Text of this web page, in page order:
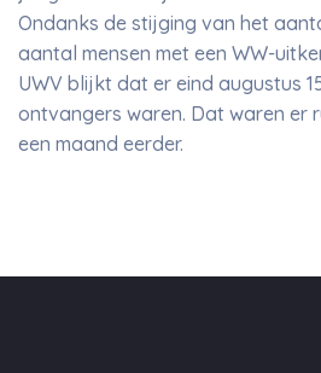
Ondanks de stijging van het
aantal mensen met een WW-
UWV blijkt dat er eind augustus
ontvangers waren. Dat waren er
een maand eerder.